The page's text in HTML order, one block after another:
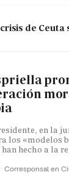
de
en la
los «modelos
hecho a la
Corresponsal en